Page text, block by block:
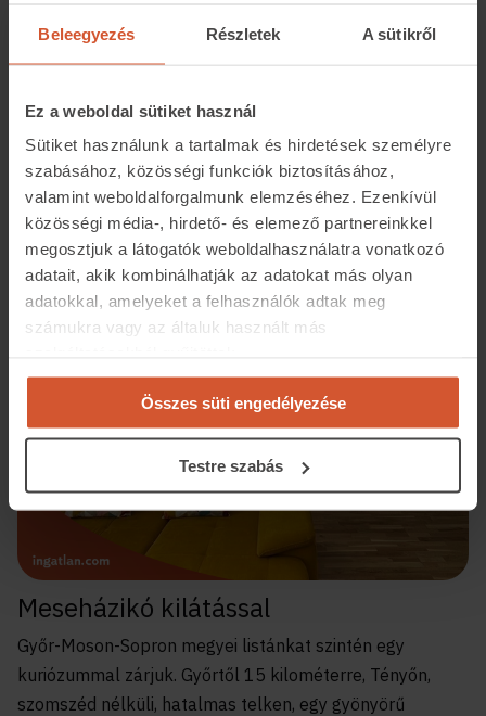
Beleegyezés Részletek A sütikről
Ez a weboldal sütiket használ
Sütiket használunk a tartalmak és hirdetések személyre
szabásához, közösségi funkciók biztosításához,
valamint weboldalforgalmunk elemzéséhez. Ezenkívül
közösségi média-, hirdető- és elemező partnereinkkel
megosztjuk a látogatók weboldalhasználatra vonatkozó
adatait, akik kombinálhatják az adatokat más olyan
adatokkal, amelyeket a felhasználók adtak meg
számukra vagy az általuk használt más
Összes süti engedélyezése
Testre szabás
Sopron, ahol ezt a teljeskörűen felújított, első emeleti
,106 négyzetméteres lakást mutatjuk be. A felújítás
során új tripla üvegezésű, fa ablakok kerültek
gondoskodik. Minden szoba falfűtéssel, illetve
falhűtéssel ellátott. Ha egy azonnal költözhető lakást
keresünk, ez az ingatlan remek választás.
Meseházikó kilátással
Győr-Moson-Sopron megyei listánkat szintén egy
kuriózummal zárjuk. Győrtől 15 kilométerre, Tényőn,
szomszéd nélküli, hatalmas telken, egy gyönyörű